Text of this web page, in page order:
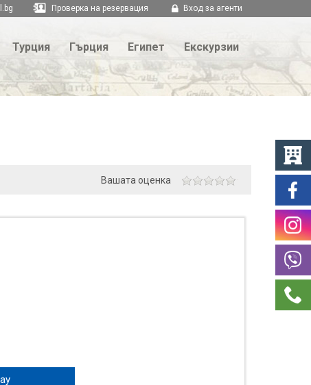
Проверка на резервация Вход за агенти
Турция Гърция Египет Екскурзии
Вашата оценка